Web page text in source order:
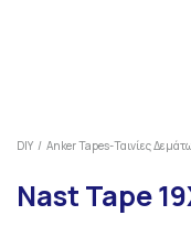
DIY Anker Tapes-Ταινίες
Nast Tape